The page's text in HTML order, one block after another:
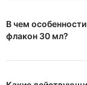
В чем
флакон 30 мл?